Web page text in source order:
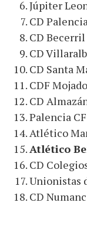
Júpiter
CD
CD Becerril
CD
CD Santa
CDF
CD
Palencia
Atlético
Atlético
CD
Unionistas
CD